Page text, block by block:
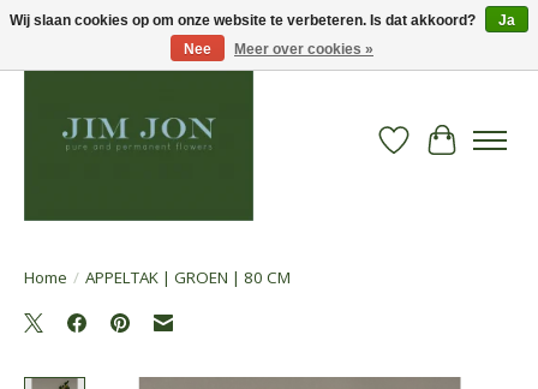
Verlanglijst
Home / APPELTAK | GROEN | 80 CM
Wij slaan cookies op om onze website te verbeteren. Is dat akkoord?
Ja
Nee
Meer over cookies »